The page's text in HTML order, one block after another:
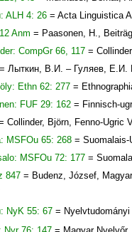
ALH 4: 26 = Acta Linguistica
Anm = Paasonen, H.,
CompGr 66, 117 =
= Лыткин, В.И. – Гуляев, Е.И.
Ethn 62: 277 =
FUF 29: 162 = Finnisch-
Collinder, Björn, Fenno-Ugric
MSFOu 65: 268 = Suomalais-
MSFOu 72: 177 =
847 = Budenz, József,
NyK 55: 67 =